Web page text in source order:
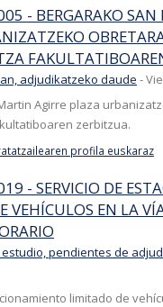
- BERGARAKO SAN
adjudikatzeko daude -
Agirre plaza
zerbitzua.
profila euskaraz
- SERVICIO DE
VEHÍCULOS EN LA
pendientes de
limitado de